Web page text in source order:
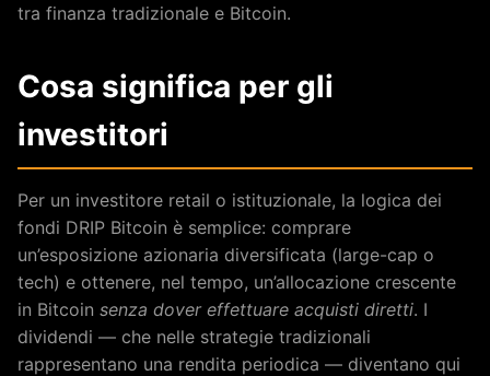
tra finanza tradizionale e Bitcoin.
Cosa significa per gli
investitori
Per un investitore retail o istituzionale, la logica dei
fondi DRIP Bitcoin è semplice: comprare
un’esposizione azionaria diversificata (large-cap o
tech) e ottenere, nel tempo, un’allocazione crescente
in Bitcoin senza dover effettuare acquisti diretti. I
dividendi — che nelle strategie tradizionali
rappresentano una rendita periodica — diventano qui